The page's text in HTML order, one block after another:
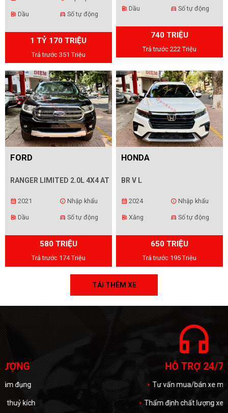
ev_station Dầu directions_car Số tự động
1 TỶ 170 TRIỆU
Trả trước 351 Triệu
ev_station Dầu directions_car Số tự động
740 TRIỆU
Trả trước 222 Triệu
FORD
RANGER LIMITED 2.0L 4X4 AT
calendar_month 2021 info Nhập khẩu
ev_station Dầu directions_car Số tự động
580 TRIỆU
Trả trước 174 Triệu
HONDA
BR V L
calendar_month 2024 info Nhập khẩu
ev_station Xăng directions_car Số tự động
650 TRIỆU
Trả trước 195 Triệu
TẢI THÊM XE
headphones
HỖ TRỢ 24/7
Tư vấn mua/bán xe miễn phí
arrow_right Thẩm định chất lượng xe miễn phí